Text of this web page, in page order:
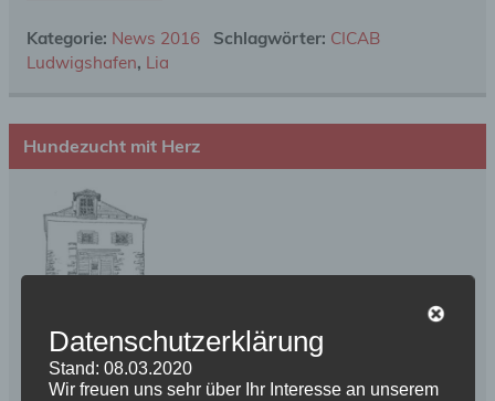
Kategorie: News 2016 Schlagwörter: CICAB
Ludwigshafen, Lia
Hundezucht mit Herz
Datenschutzerklärung
Stand: 08.03.2020
Wir freuen uns sehr über Ihr Interesse an unserem